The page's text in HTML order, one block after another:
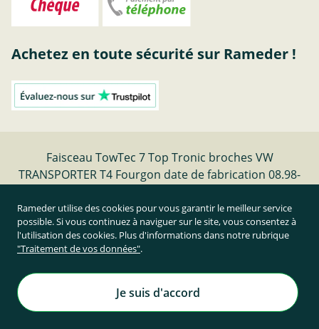
Achetez en toute sécurité sur Rameder !
Faisceau TowTec 7 Top Tronic broches VW
TRANSPORTER T4 Fourgon date de fabrication 08.98-
Résilier le contrat
Prix TTC et hors frais de port
Rameder Attelage France
Tous droits réservés. | © Copyright 1995-2026
Rameder utilise des cookies pour vous garantir le meilleur service
possible. Si vous continuez à naviguer sur le site, vous consentez à
l'utilisation des cookies. Plus d'informations dans notre rubrique
"Traitement de vos données".
Je suis d'accord